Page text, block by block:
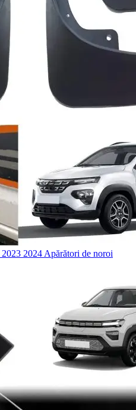
2024 Apărători de noroi